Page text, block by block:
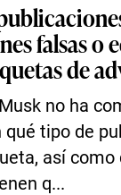
falsas o
de
no ha
qué tipo de
así como
q...